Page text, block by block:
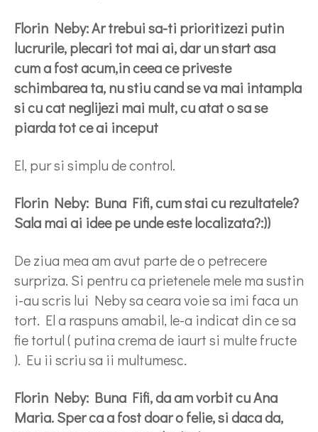
Florin Neby: Ar trebui sa-ti prioritizezi putin
lucrurile, plecari tot mai ai, dar un start asa
cum a fost acum,in ceea ce priveste
schimbarea ta, nu stiu cand se va mai intampla
si cu cat neglijezi mai mult, cu atat o sa se
piarda tot ce ai inceput
El, pur si simplu de control.
Florin Neby: Buna Fifi, cum stai cu rezultatele?
Sala mai ai idee pe unde este localizata?:))
De ziua mea am avut parte de o petrecere
surpriza. Si pentru ca prietenele mele ma sustin
i-au scris lui Neby sa ceara voie sa imi faca un
tort. El a raspuns amabil, le-a indicat din ce sa
fie tortul ( putina crema de iaurt si multe fructe
). Eu ii scriu sa ii multumesc.
Florin Neby: Buna Fifi, da am vorbit cu Ana
Maria. Sper ca a fost doar o felie, si daca da,